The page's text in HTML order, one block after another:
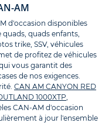
AM
d'occasion disponibles
quads enfants,
trike, SSV, véhicules
de profitez de véhicules
vous garantit des
de nos exigences.
CAN AM CANYON RED
1000XTP
CAN-AM d'occasion
à jour l'ensemble